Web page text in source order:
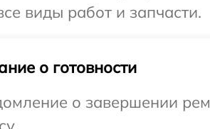
виды работ и запчасти.
о готовности
о завершении